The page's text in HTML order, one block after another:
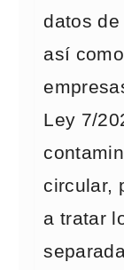
datos
así
Ley 7/
circular,
a tratar